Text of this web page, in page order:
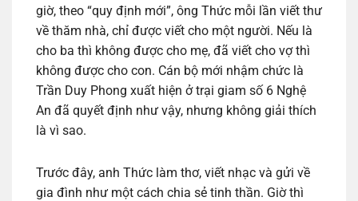
giờ, theo “quy định mới”, ông Thức mỗi lần viết thư
về thăm nhà, chỉ được viết cho một người. Nếu là
cho ba thì không được cho mẹ, đã viết cho vợ thì
không được cho con. Cán bộ mới nhậm chức là
Trần Duy Phong xuất hiện ở trại giam số 6 Nghệ
An đã quyết định như vậy, nhưng không giải thích
là vì sao.
Trước đây, anh Thức làm thơ, viết nhạc và gửi về
gia đình như một cách chia sẻ tinh thần. Giờ thì